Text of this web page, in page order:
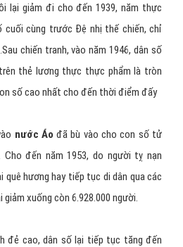
lại giảm đi cho đến 1939, năm thực
cuối cùng trước Đệ nhị thế chiến, chỉ
chiến tranh, vào năm 1946, dân số
thẻ lương thực thực phẩm là tròn
số cao nhất cho đến thời điểm đấy
nước Áo đã bù vào cho con số tử
Cho đến năm 1953, do người tỵ nạn
quê hương hay tiếp tục di dân qua các
xuống còn 6.928.000 người.
đẻ cao, dân số lại tiếp tục tăng đến